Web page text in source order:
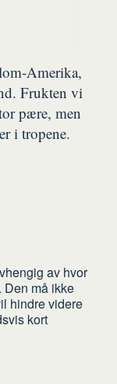
Amerika,
Frukten vi
pære, men
i tropene.
av hvor
Den må ikke
hindre videre
kort